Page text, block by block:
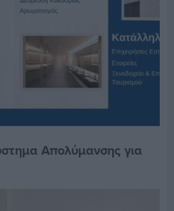
Απολύμανσης για